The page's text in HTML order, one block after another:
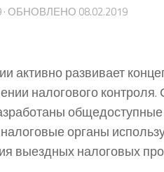
· ОБНОВЛЕНО 08.02.2019
активно развивает
налогового
органы
выездных налоговых